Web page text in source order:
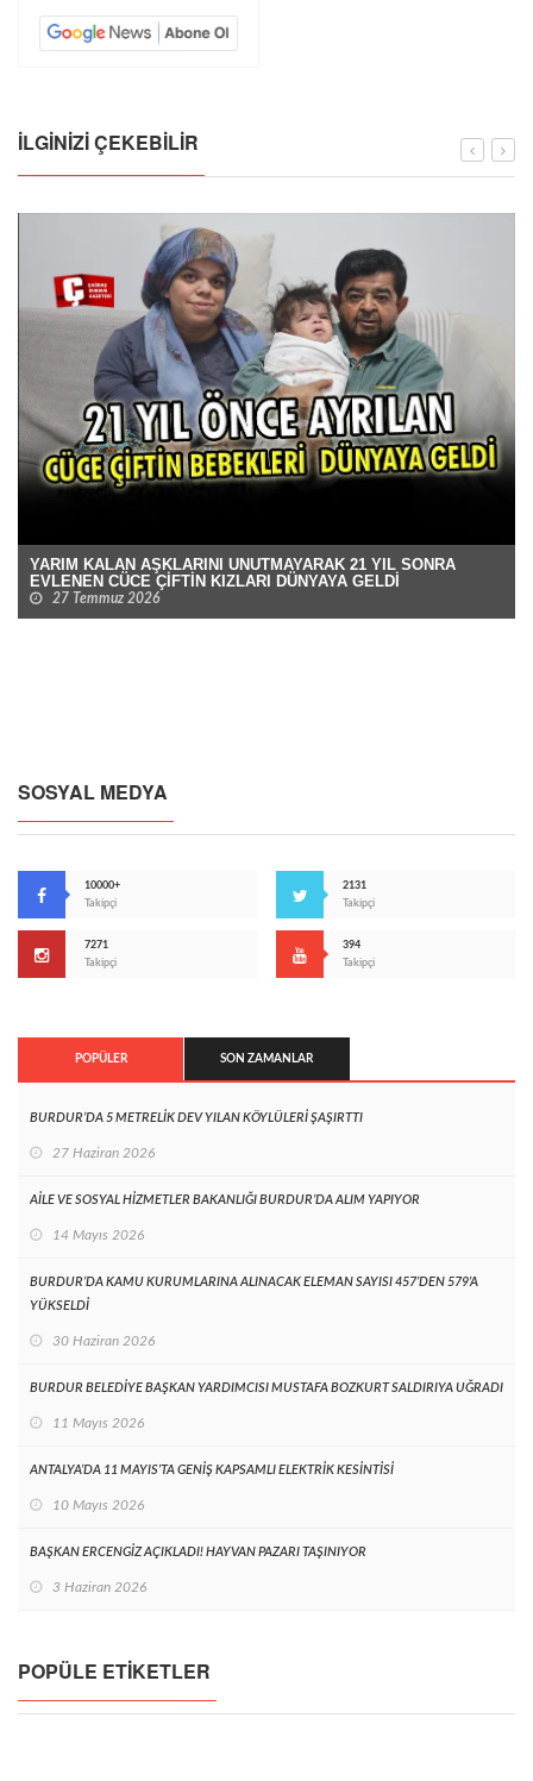
İLGINIZI ÇEKEBILIR
YARIM KALAN AŞKLARINI UNUTMAYARAK 21 YIL SONRA
EVLENEN CÜCE ÇİFTİN KIZLARI DÜNYAYA GELDİ
27 Temmuz 2026
SOSYAL MEDYA
10000+
Takipçi
2131
Takipçi
7271
Takipçi
394
Takipçi
POPÜLER SON ZAMANLAR
BURDUR’DA 5 METRELİK DEV YILAN KÖYLÜLERİ ŞAŞIRTTI
27 Haziran 2026
AİLE VE SOSYAL HİZMETLER BAKANLIĞI BURDUR’DA ALIM YAPIYOR
14 Mayıs 2026
BURDUR’DA KAMU KURUMLARINA ALINACAK ELEMAN SAYISI 457’DEN 579’A
YÜKSELDİ
30 Haziran 2026
BURDUR BELEDİYE BAŞKAN YARDIMCISI MUSTAFA BOZKURT SALDIRIYA UĞRADI
11 Mayıs 2026
ANTALYA’DA 11 MAYIS’TA GENİŞ KAPSAMLI ELEKTRİK KESİNTİSİ
10 Mayıs 2026
BAŞKAN ERCENGİZ AÇIKLADI! HAYVAN PAZARI TAŞINIYOR
3 Haziran 2026
POPÜLE ETIKETLER